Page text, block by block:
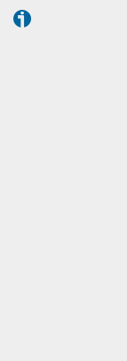
Tiktok